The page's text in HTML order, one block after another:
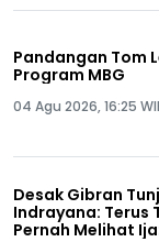
Pandangan Tom
Program MBG
04 Agu 2026, 16:25
Desak Gibran
Indrayana: Terus
Pernah Melihat